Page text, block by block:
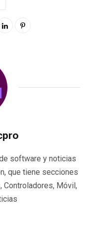
software y noticias
que tiene secciones
Controladores, Móvil,